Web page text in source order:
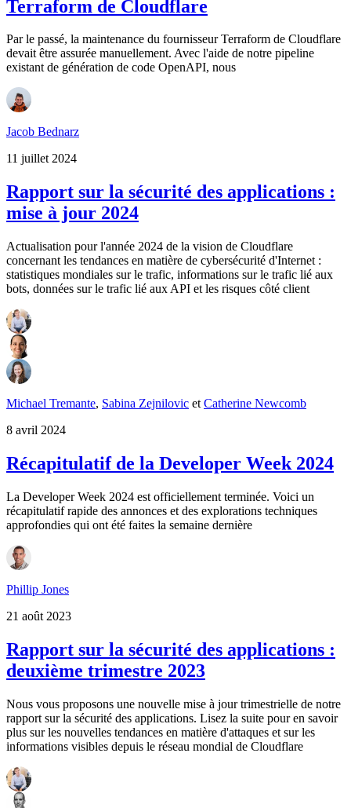
Terraform de Cloudflare
Par le passé, la maintenance du fournisseur Terraform de Cloudflare
devait être assurée manuellement. Avec l'aide de notre pipeline
existant de génération de code OpenAPI, nous
Jacob Bednarz
11 juillet 2024
Rapport sur la sécurité des applications :
mise à jour 2024
Actualisation pour l'année 2024 de la vision de Cloudflare
concernant les tendances en matière de cybersécurité d'Internet :
statistiques mondiales sur le trafic, informations sur le trafic lié aux
bots, données sur le trafic lié aux API et les risques côté client
Michael Tremante, Sabina Zejnilovic et Catherine Newcomb
8 avril 2024
Récapitulatif de la Developer Week 2024
La Developer Week 2024 est officiellement terminée. Voici un
récapitulatif rapide des annonces et des explorations techniques
approfondies qui ont été faites la semaine dernière
Phillip Jones
21 août 2023
Rapport sur la sécurité des applications :
deuxième trimestre 2023
Nous vous proposons une nouvelle mise à jour trimestrielle de notre
rapport sur la sécurité des applications. Lisez la suite pour en savoir
plus sur les nouvelles tendances en matière d'attaques et sur les
informations visibles depuis le réseau mondial de Cloudflare